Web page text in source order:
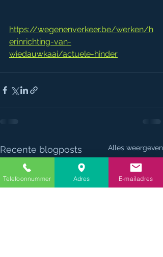
https://wegenenverkeer.be/werken/h
erinrichting-van-
wiedauwkaai/actuele-hinder
Recente blogposts Alles weergeven
Telefoonnummer Adres E-mailadres